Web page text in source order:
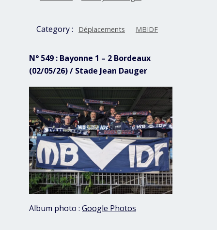
Category : Déplacements MBIDF
N° 549 : Bayonne 1 – 2 Bordeaux
(02/05/26) / Stade Jean Dauger
Album photo : Google Photos